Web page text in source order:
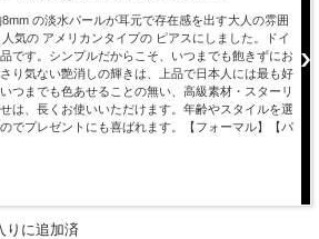
の淡水パールが耳元で存在感を出す大人の雰囲
気の アメリカンタイプの ピアスにしました。ドイ
です。シンプルだからこそ、いつまでも飽きずにお
り気ない艶消しの輝きは、上品で日本人には最も好
つまでも色あせることの無い、高級素材・スターリ
は、長くお使いいただけます。年齢やスタイルを選
でプレゼントにも喜ばれます。【フォーマル】【パ
りに追加済